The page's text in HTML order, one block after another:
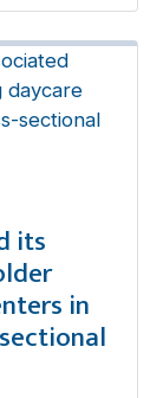
its
in